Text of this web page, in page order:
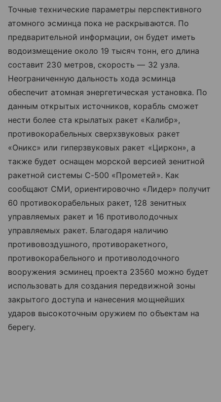
Точные технические параметры перспективного
атомного эсминца пока не раскрываются. По
предварительной информации, он будет иметь
водоизмещение около 19 тысяч тонн, его длина
составит 230 метров, скорость — 32 узла.
Неограниченную дальность хода эсминца
обеспечит атомная энергетическая установка. По
данным открытых источников, корабль сможет
нести более ста крылатых ракет «Калибр»,
противокорабельных сверхзвуковых ракет
«Оникс» или гиперзвуковых ракет «Циркон», а
также будет оснащен морской версией зенитной
ракетной системы С-500 «Прометей». Как
сообщают СМИ, ориентировочно «Лидер» получит
60 противокорабельных ракет, 128 зенитных
управляемых ракет и 16 противолодочных
управляемых ракет. Благодаря наличию
противовоздушного, противоракетного,
противокорабельного и противолодочного
вооружения эсминец проекта 23560 можно будет
использовать для создания передвижной зоны
закрытого доступа и нанесения мощнейших
ударов высокоточным оружием по объектам на
берегу.